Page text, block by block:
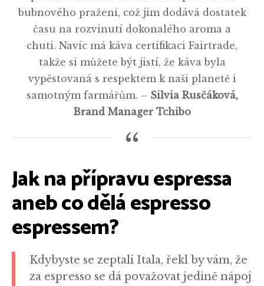
bubnového pražení, což jim dodává dostatek
času na rozvinutí dokonalého aroma a
chuti. Navíc má káva certifikaci Fairtrade,
takže si můžete být jistí, že káva byla
vypěstovaná s respektem k naši planetě i
samotným farmářům. – Silvia Rusčáková,
Brand Manager Tchibo
Jak na přípravu espressa
aneb co dělá espresso
espressem?
Kdybyste se zeptali Itala, řekl by vám, že
za espresso se dá považovat jedině nápoj